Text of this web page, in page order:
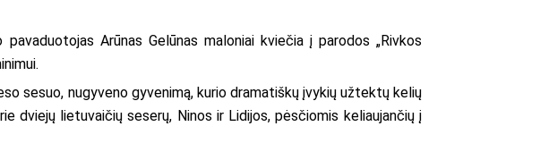
Arūnas Gelūnas maloniai kviečia į parodos „Rivkos
sesuo, nugyveno gyvenimą, kurio dramatiškų įvykių užtektų kelių
dviejų lietuvaičių seserų, Ninos ir Lidijos, pėsčiomis keliaujančių į